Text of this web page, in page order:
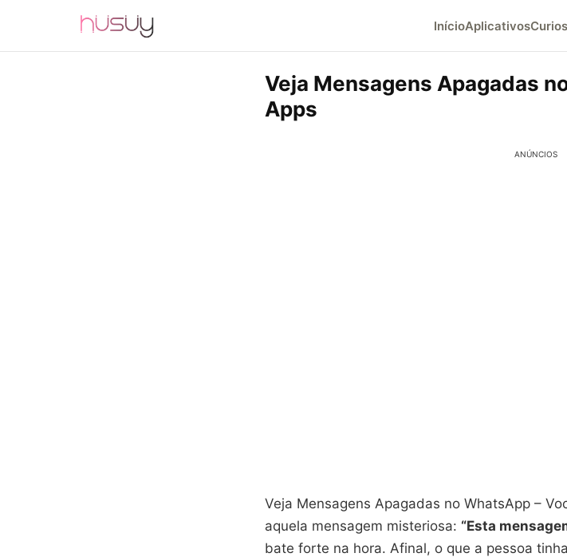
InícioAplicativos
Veja Mensagens Apagadas
Apps
ANÚNCIOS
Veja Mensagens Apagadas no WhatsApp –
aquela mensagem misteriosa: “Esta
bate forte na hora. Afinal, o que a pessoa